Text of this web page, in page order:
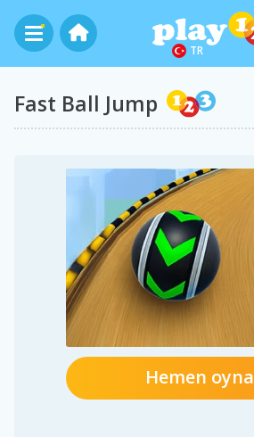
TR
Fast Ball Jump
Hemen oyna